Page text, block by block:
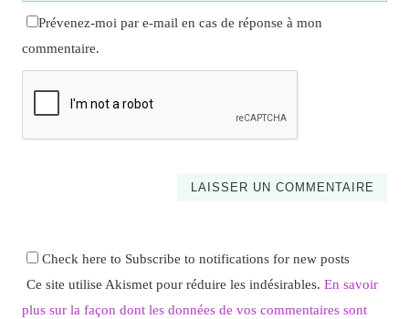
Prévenez-moi par e-mail en cas de réponse à mon
commentaire.
Check here to Subscribe to notifications for new posts
Ce site utilise Akismet pour réduire les indésirables. En savoir
plus sur la façon dont les données de vos commentaires sont